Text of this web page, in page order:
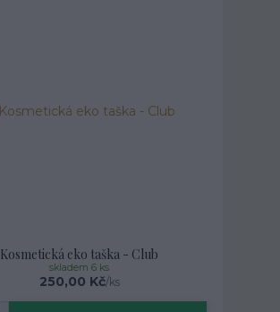
Kosmetická eko taška - Club
250,00 Kč/ks
skladem 6 ks